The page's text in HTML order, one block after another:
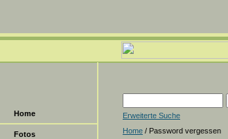
Home
Fotos
Erweiterte Suche
Home / Password vergessen